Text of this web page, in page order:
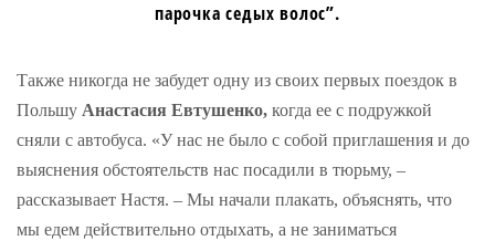
парочка седых волос”.
Также никогда не забудет одну из своих первых поездок в
Польшу Анастасия Евтушенко, когда ее с подружкой
сняли с автобуса. «У нас не было с собой приглашения и до
выяснения обстоятельств нас посадили в тюрьму, –
рассказывает Настя. – Мы начали плакать, объяснять, что
мы едем действительно отдыхать, а не заниматься